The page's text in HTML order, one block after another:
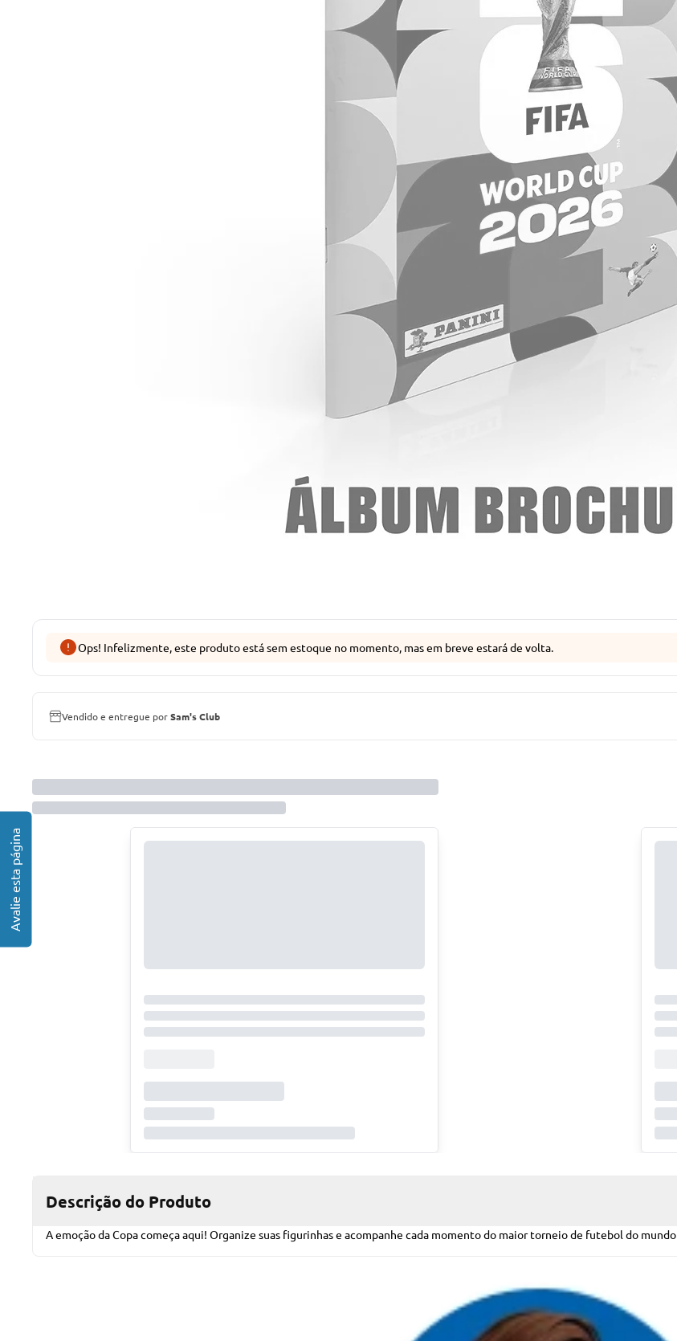
Ops! Infelizmente, este produto está sem estoque no momento, mas em breve estará de volta.
Vendido e entregue porSam's Club
Descrição do Produto
A emoção da Copa começa aqui! Organize suas figurinhas e acompanhe cada momento do maior torneio de futebol do mundo